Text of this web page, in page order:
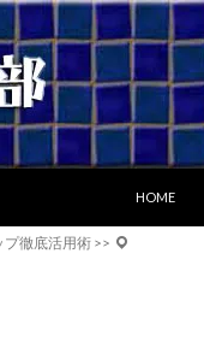
HOME
プ徹底活用術 >>